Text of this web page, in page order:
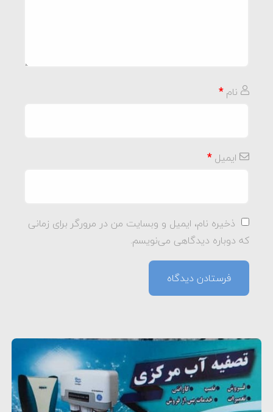
نام*
ایمیل*
ذخیره نام، ایمیل و وبسایت من در مرورگر برای زمانی
که دوباره دیدگاهی می‌نویسم.